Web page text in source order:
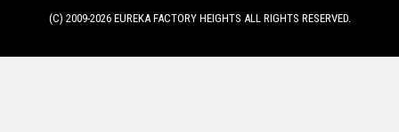
(C) 2009-2026 EUREKA FACTORY HEIGHTS ALL RIGHTS RESERVED.